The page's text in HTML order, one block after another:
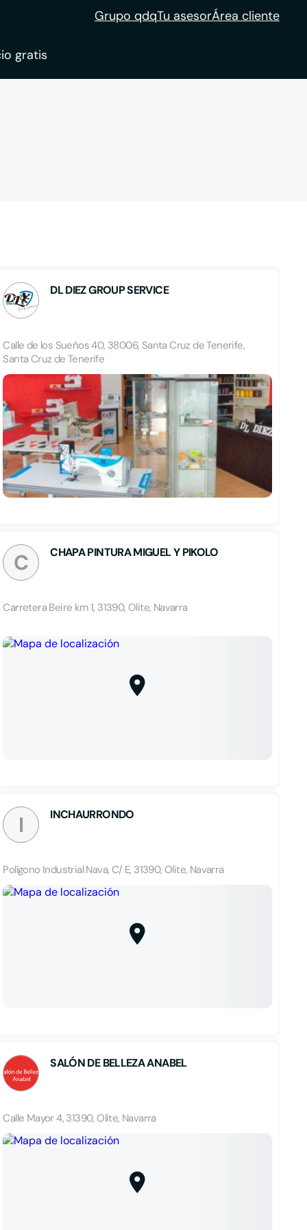
Grupo qdqTu asesorÁrea cliente
gratis
DL DIEZ GROUP SERVICE
Calle de los Sueños 40, 38006, Santa Cruz de Tenerife,
Santa Cruz de Tenerife
C CHAPA PINTURA MIGUEL Y PIKOLO
Carretera Beire km 1, 31390, Olite, Navarra
I INCHAURRONDO
Polígono Industrial Nava, C/ E, 31390, Olite, Navarra
SALÓN DE BELLEZA ANABEL
Calle Mayor 4, 31390, Olite, Navarra